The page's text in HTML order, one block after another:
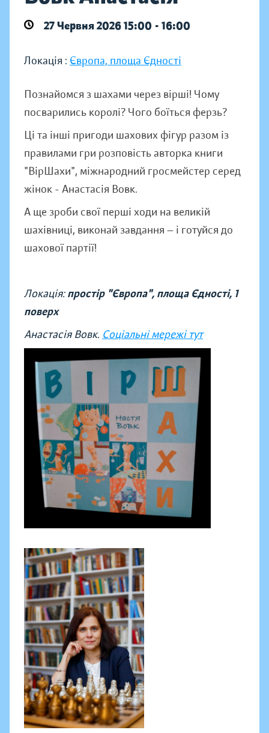
27 Червня 2026 15:00 - 16:00
Локація : Європа, площа Єдності
Познайомся з шахами через вірші! Чому
посварились королі? Чого боїться ферзь?
Ці та інші пригоди шахових фігур разом із
правилами гри розповість авторка книги
"ВірШахи", міжнародний гросмейстер серед
жінок - Анастасія Вовк.
А ще зроби свої перші ходи на великій
шахівниці, виконай завдання — і готуйся до
шахової партії!
Локація:простір "Європа", площа Єдності, 1
поверх
Анастасія Вовк. Соціальні мережі тут